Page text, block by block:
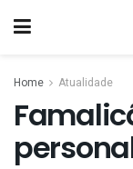
Home Atualidade